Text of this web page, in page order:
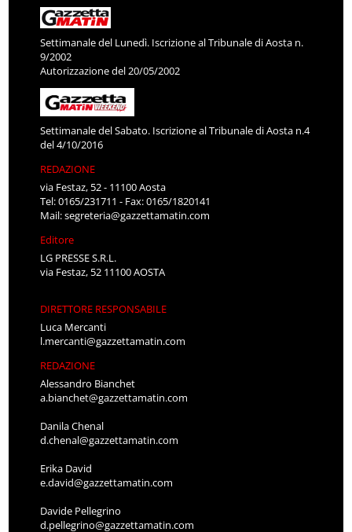
Settimanale del Lunedì. Iscrizione al Tribunale di Aosta n.
9/2002
Autorizzazione del 20/05/2002
Settimanale del Sabato. Iscrizione al Tribunale di Aosta n.4
del 4/10/2016
REDAZIONE
via Festaz, 52 - 11100 Aosta
Tel: 0165/231711 - Fax: 0165/1820141
Mail:segreteria@gazzettamatin.com
Editore
LG PRESSE S.R.L.
via Festaz, 52 11100 AOSTA
DIRETTORE RESPONSABILE
Luca Mercanti
l.mercanti@gazzettamatin.com
REDAZIONE
Alessandro Bianchet
a.bianchet@gazzettamatin.com
Danila Chenal
d.chenal@gazzettamatin.com
Erika David
e.david@gazzettamatin.com
Davide Pellegrino
d.pellegrino@gazzettamatin.com